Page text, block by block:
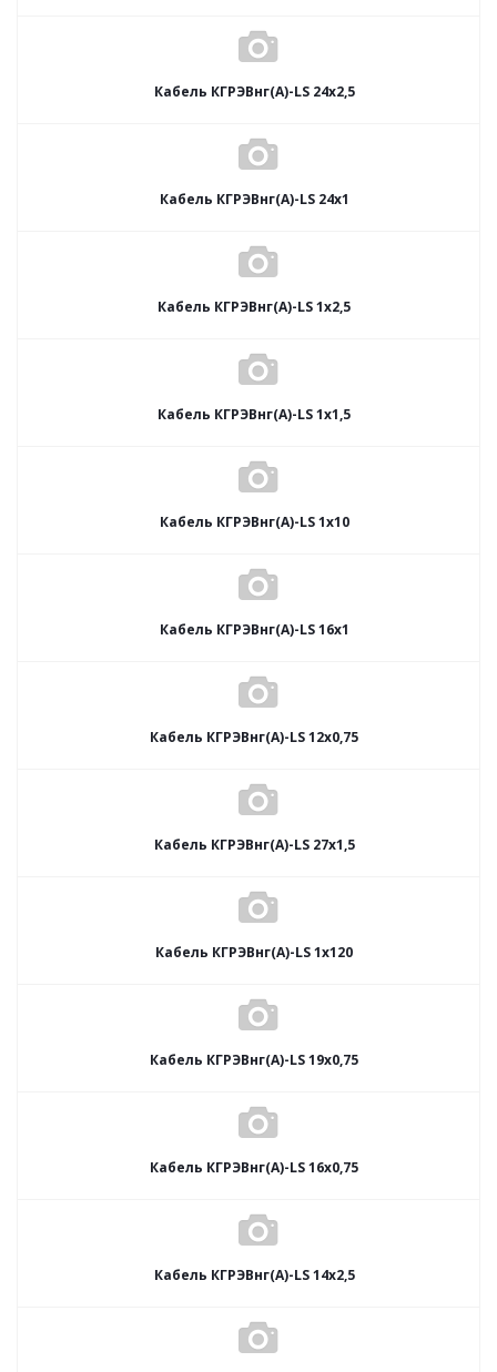
Кабель КГРЭВнг(А)-LS 24х2,5
Кабель КГРЭВнг(А)-LS 24х1
Кабель КГРЭВнг(А)-LS 1х2,5
Кабель КГРЭВнг(А)-LS 1х1,5
Кабель КГРЭВнг(А)-LS 1х10
Кабель КГРЭВнг(А)-LS 16х1
Кабель КГРЭВнг(А)-LS 12х0,75
Кабель КГРЭВнг(А)-LS 27х1,5
Кабель КГРЭВнг(А)-LS 1х120
Кабель КГРЭВнг(А)-LS 19х0,75
Кабель КГРЭВнг(А)-LS 16х0,75
Кабель КГРЭВнг(А)-LS 14х2,5